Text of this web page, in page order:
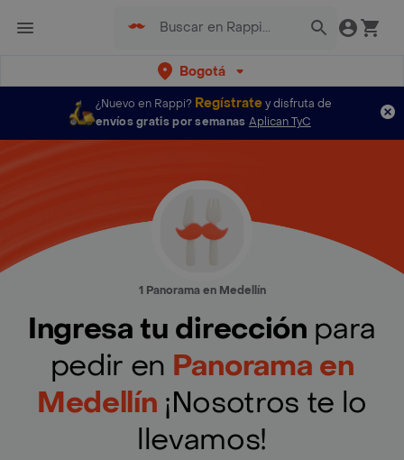
Bogotá
¿Nuevo en Rappi? Regístratey disfruta de
envíos gratis por semanas Aplican TyC
1 Panorama en Medellín
Ingresa tu dirección para
pedir en Panorama en
Medellín ¡Nosotros te lo
llevamos!